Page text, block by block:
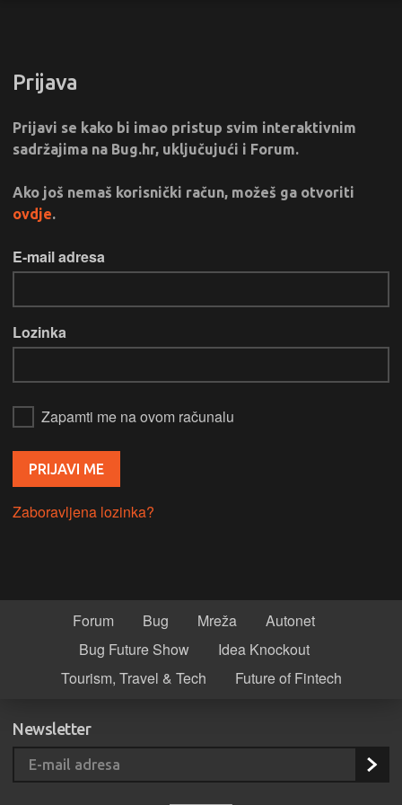
Prijava
Prijavi se kako bi imao pristup svim interaktivnim
sadržajima na Bug.hr, uključujući i Forum.
Ako još nemaš korisnički račun, možeš ga otvoriti
ovdje.
E-mail adresa
Lozinka
Zapamti me na ovom računalu
Zaboravljena lozinka?
Forum Bug Mreža
Autonet
Bug Future Show
Idea Knockout
Tourism, Travel & Tech
Future of Fintech
Newsletter